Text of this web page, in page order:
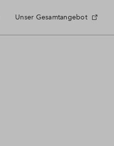
Unser Gesamtangebot